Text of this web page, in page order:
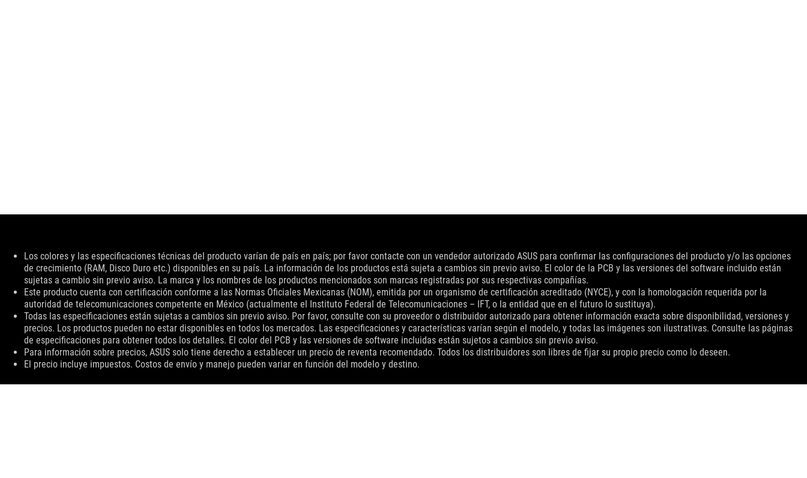
Descargo
responsabilidad
Los colores y las especificaciones técnicas del producto varían de país en país; por favor contacte con un vendedor autorizado ASUS para confirmar las configuraciones del producto y/o las opciones
de crecimiento (RAM, Disco Duro etc.) disponibles en su país. La información de los productos está sujeta a cambios sin previo aviso. El color de la PCB y las versiones del software incluido están
sujetas a cambio sin previo aviso. La marca y los nombres de los productos mencionados son marcas registradas por sus respectivas compañías.
Este producto cuenta con certificación conforme a las Normas Oficiales Mexicanas (NOM), emitida por un organismo de certificación acreditado (NYCE), y con la homologación requerida por la
autoridad de telecomunicaciones competente en México (actualmente el Instituto Federal de Telecomunicaciones – IFT, o la entidad que en el futuro lo sustituya).
Todas las especificaciones están sujetas a cambios sin previo aviso. Por favor, consulte con su proveedor o distribuidor autorizado para obtener información exacta sobre disponibilidad, versiones y
precios. Los productos pueden no estar disponibles en todos los mercados. Las especificaciones y características varían según el modelo, y todas las imágenes son ilustrativas. Consulte las páginas
de especificaciones para obtener todos los detalles. El color del PCB y las versiones de software incluidas están sujetos a cambios sin previo aviso.
Para información sobre precios, ASUS solo tiene derecho a establecer un precio de reventa recomendado. Todos los distribuidores son libres de fijar su propio precio como lo deseen.
El precio incluye impuestos. Costos de envío y manejo pueden variar en función del modelo y destino.